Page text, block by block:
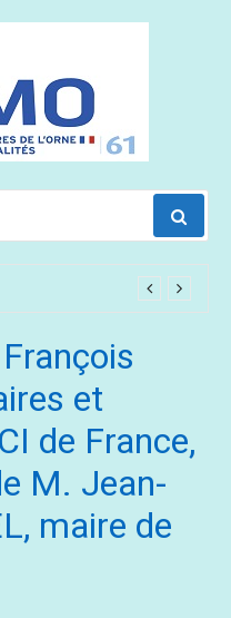
et
de France,
M. Jean-
maire de